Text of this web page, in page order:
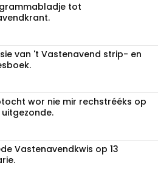
tot
van 't Vastenavend strip- en
wor nie mir rechstrééks op
Vastenavendkwis op 13